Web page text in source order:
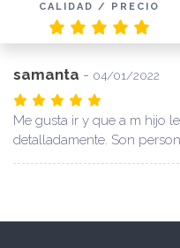
CALIDAD / PRECIO
samanta - 04/01/2022
Me gusta ir y que a m hijo
detalladamente. Son